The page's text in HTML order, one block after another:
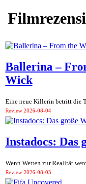
Ballerina –
Wick
Eine neue Killerin betritt die
Review 2026-08-04
Instadocs: Das
Wenn Wetten zur Realität
Review 2026-08-03